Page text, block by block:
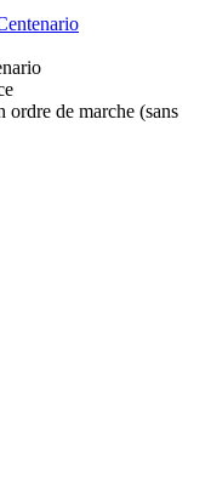
ordre de marche (sans